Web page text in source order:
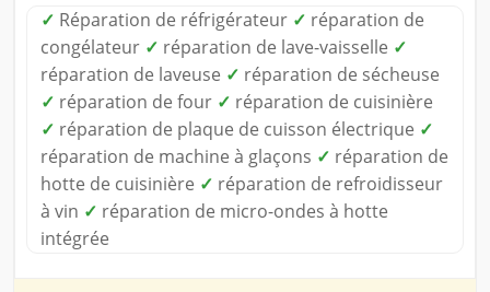
✓ Réparation de réfrigérateur ✓ réparation de
congélateur ✓ réparation de lave-vaisselle ✓
réparation de laveuse ✓ réparation de sécheuse
✓ réparation de four ✓ réparation de cuisinière
✓ réparation de plaque de cuisson électrique ✓
réparation de machine à glaçons ✓ réparation de
hotte de cuisinière ✓ réparation de refroidisseur
à vin ✓ réparation de micro-ondes à hotte
intégrée